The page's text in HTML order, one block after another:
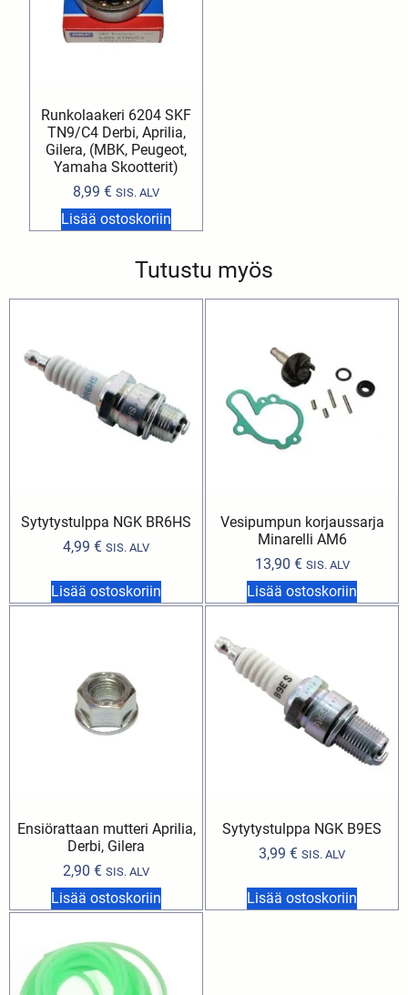
Runkolaakeri 6204 SKF
TN9/C4 Derbi, Aprilia,
Gilera, (MBK, Peugeot,
Yamaha Skootterit)
8,99€ SIS. ALV
Lisää ostoskoriin
Tutustu myös
Sytytystulppa NGK BR6HS
4,99 € SIS. ALV
Lisää ostoskoriin
Vesipumpun korjaussarja
Minarelli AM6
13,90 € SIS. ALV
Lisää ostoskoriin
Ensiörattaan mutteri Aprilia,
Derbi, Gilera
2,90 € SIS. ALV
Lisää ostoskoriin
Sytytystulppa NGK B9ES
3,99 € SIS. ALV
Lisää ostoskoriin